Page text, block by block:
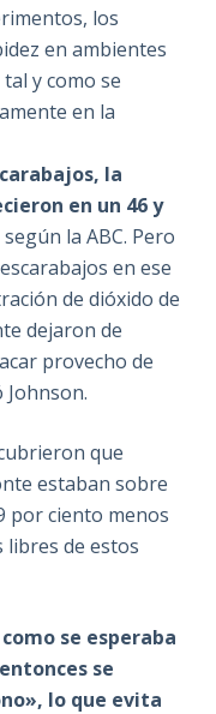
los
en ambientes
y como se
en la
la
en un 46 y
la ABC. Pero
en ese
de dióxido de
dejaron de
provecho de
Johnson.
que
estaban sobre
por ciento menos
libres de estos
se esperaba
se
lo que evita